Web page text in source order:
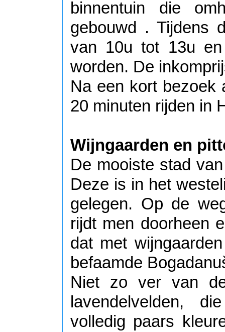
binnentuin die
gebouwd . Tijdens
van 10u tot 13u
worden. De
Na een kort bezoek
20 minuten rijden in
Wijngaarden en
De mooiste stad
Deze is in het
gelegen. Op de
rijdt men doorheen
dat met
befaamde
Niet zo ver van
lavendelvelden,
volledig paars